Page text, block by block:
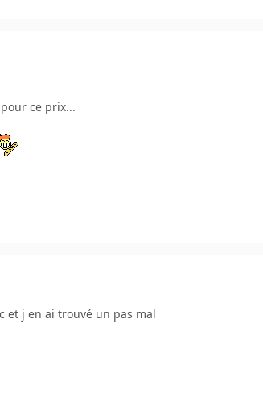
ce prix...
et j en ai trouvé un pas mal